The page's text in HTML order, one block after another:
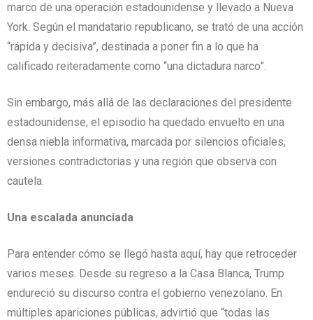
marco de una operación estadounidense y llevado a Nueva
York. Según el mandatario republicano, se trató de una acción
“rápida y decisiva”, destinada a poner fin a lo que ha
calificado reiteradamente como “una dictadura narco”.
Sin embargo, más allá de las declaraciones del presidente
estadounidense, el episodio ha quedado envuelto en una
densa niebla informativa, marcada por silencios oficiales,
versiones contradictorias y una región que observa con
cautela.
Una escalada anunciada
Para entender cómo se llegó hasta aquí, hay que retroceder
varios meses. Desde su regreso a la Casa Blanca, Trump
endureció su discurso contra el gobierno venezolano. En
múltiples apariciones públicas, advirtió que “todas las